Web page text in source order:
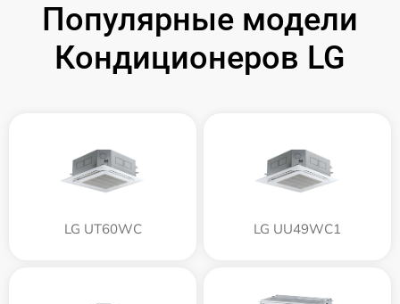
Популярные модели
Кондиционеров LG
LG UT60WC LG UU49WC1